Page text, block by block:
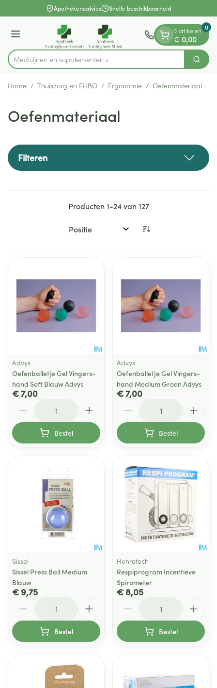
Ga naar de inhoudApothekersadvies Snelle beschikbaarheid
Menu
Product, merk, categorie...
Medicijne Zoek
0 artikelen
€ 0,00
0
Home / Thuiszorg en EHBO / Ergonomie / Oefenmateriaal
Oefenmateriaal
Filteren
Producten1-24van127
Sorteer op:
Advys
Oefenballetje Gel Vingers-
hand Soft Blauw Advys
€ 7,00
Bestel
Advys
Oefenballetje Gel Vingers-
hand Medium Groen Advys
€ 7,00
Bestel
Sissel
Sissel Press Ball Medium
Blauw
€ 9,75
Bestel
Henrotech
Respiprogram Incentieve
Spirometer
€ 8,05
Bestel